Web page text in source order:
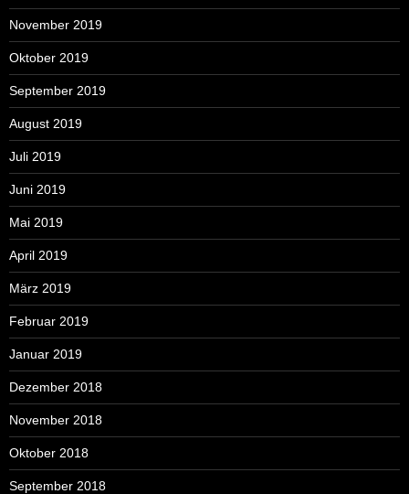
November 2019
Oktober 2019
September 2019
August 2019
Juli 2019
Juni 2019
Mai 2019
April 2019
März 2019
Februar 2019
Januar 2019
Dezember 2018
November 2018
Oktober 2018
September 2018